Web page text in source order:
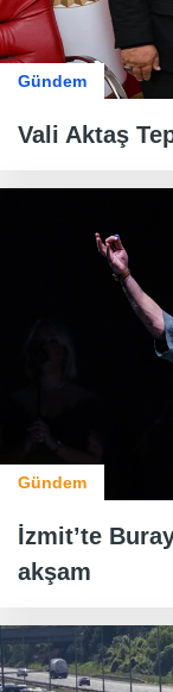
Gündem
Vali Aktaş
Gündem
İzmit’te
akşam